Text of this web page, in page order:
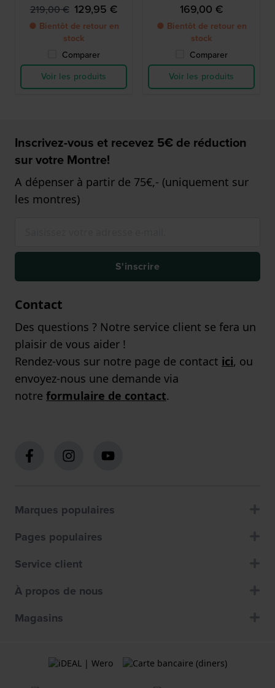
219,00 € 129,95 €
● Bientôt de retour en
stock
Comparer
Voir les produits
169,00 €
● Bientôt de retour en
stock
Comparer
Voir les produits
Inscrivez-vous et recevez 5€ de réduction
sur votre Montre!
A dépenser à partir de 75€,- (uniquement sur
les montres)
S'inscrire
Contact
Des questions ? Notre service client se fera un
plaisir de vous aider !
Rendez-vous sur notre page de contact ici, ou
envoyez-nous une demande via
notre formulaire de contact.
Marques populaires
Pages populaires
Service client
À propos de nous
Magasins